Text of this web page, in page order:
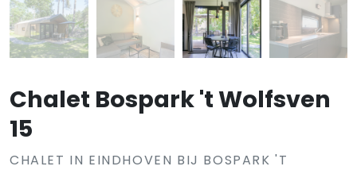
Chalet Bospark 't Wolfsven
15
CHALET IN EINDHOVEN BIJ BOSPARK 'T